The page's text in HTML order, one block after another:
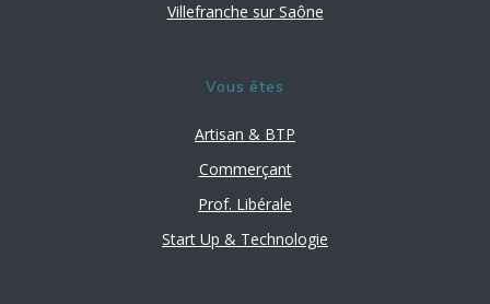
Villefranche sur Saône
Vous êtes
Artisan & BTP
Commerçant
Prof. Libérale
Start Up & Technologie